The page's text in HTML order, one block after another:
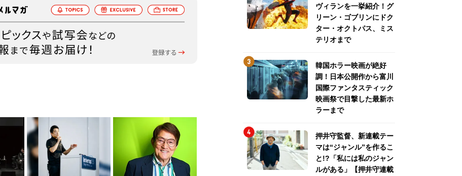
ヴィランを一挙紹介！グ
リーン・ゴブリンにドク
ター・オクトパス、ミス
テリオまで
韓国ホラー映画が絶好
調！日本公開作から富川
国際ファンタスティック
映画祭で目撃した最新ホ
ラーまで
押井守監督、新連載テー
マは“ジャンル”を作るこ
と!?「私には私のジャン
ルがある」【押井守連載